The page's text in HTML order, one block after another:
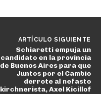
ARTÍCULO SIGUIENTE
Schiaretti empuja un
candidato en la provincia
de Buenos Aires para que
Juntos por el Cambio
derrote al nefasto
kirchnerista, Axel Kicillof